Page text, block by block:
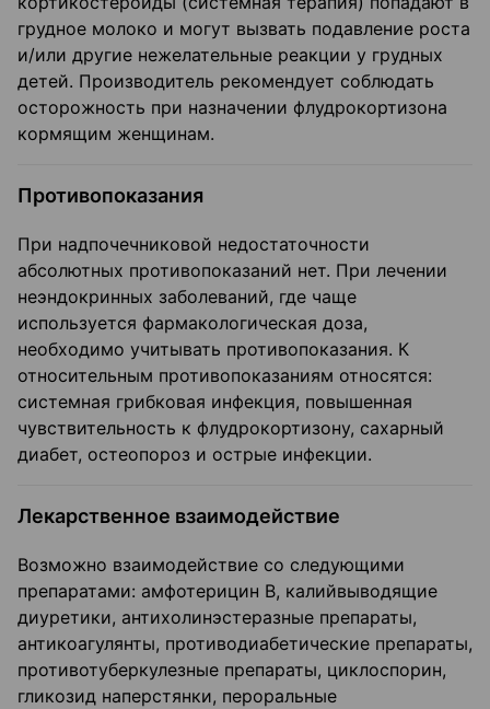
грудное молоко и могут вызвать подавление роста
и/или другие нежелательные реакции у грудных
детей. Производитель рекомендует соблюдать
осторожность при назначении флудрокортизона
кормящим женщинам.
Противопоказания
При надпочечниковой недостаточности
абсолютных противопоказаний нет. При лечении
неэндокринных заболеваний, где чаще
используется фармакологическая доза,
необходимо учитывать противопоказания. К
относительным противопоказаниям относятся:
системная грибковая инфекция, повышенная
чувствительность к флудрокортизону, сахарный
диабет, остеопороз и острые инфекции.
Лекарственное взаимодействие
Возможно взаимодействие со следующими
препаратами: амфотерицин В, калийвыводящие
диуретики, антихолинэстеразные препараты,
антикоагулянты, противодиабетические препараты,
противотуберкулезные препараты, циклоспорин,
гликозид наперстянки, пероральные